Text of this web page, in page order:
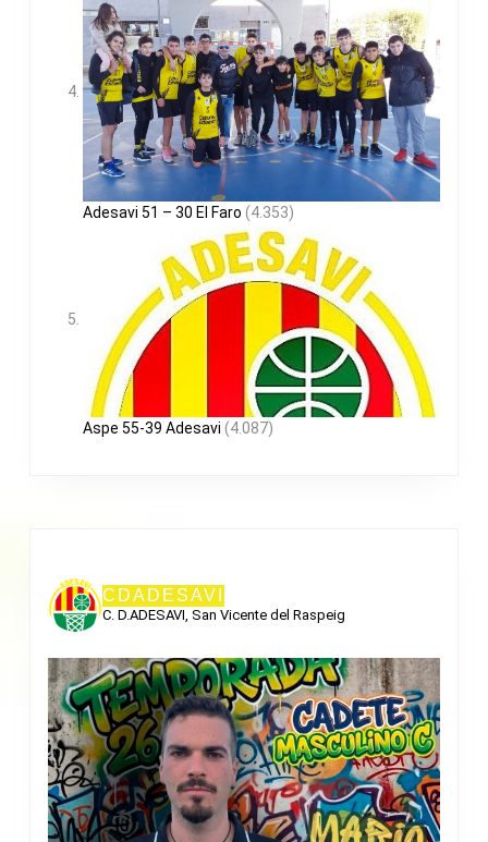
Adesavi 51 – 30 El Faro (4.353)
Aspe 55-39 Adesavi (4.087)
CDADESAVI
C. D.ADESAVI, San Vicente del Raspeig